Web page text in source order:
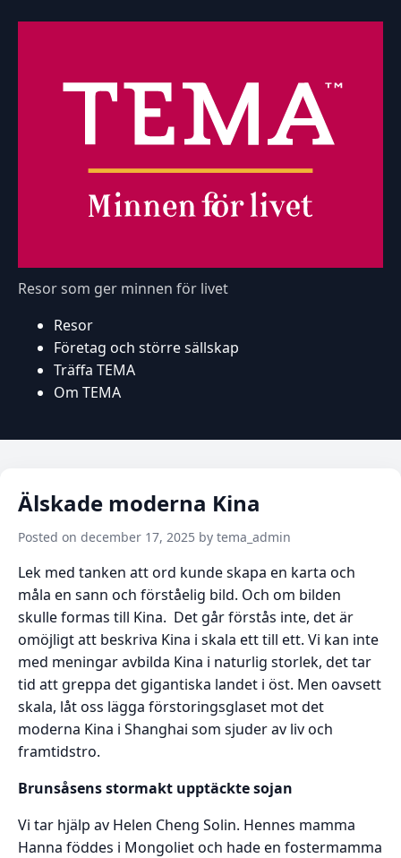
Resor som ger minnen för livet
Resor
Företag och större sällskap
Träffa TEMA
Om TEMA
Älskade moderna Kina
Posted on december 17, 2025 by tema_admin
Lek med tanken att ord kunde skapa en karta och
måla en sann och förståelig bild. Och om bilden
skulle formas till Kina. Det går förstås inte, det är
omöjligt att beskriva Kina i skala ett till ett. Vi kan inte
med meningar avbilda Kina i naturlig storlek, det tar
tid att greppa det gigantiska landet i öst. Men oavsett
skala, låt oss lägga förstoringsglaset mot det
moderna Kina i Shanghai som sjuder av liv och
framtidstro.
Brunsåsens stormakt upptäckte sojan
Vi tar hjälp av Helen Cheng Solin. Hennes mamma
Hanna föddes i Mongoliet och hade en fostermamma